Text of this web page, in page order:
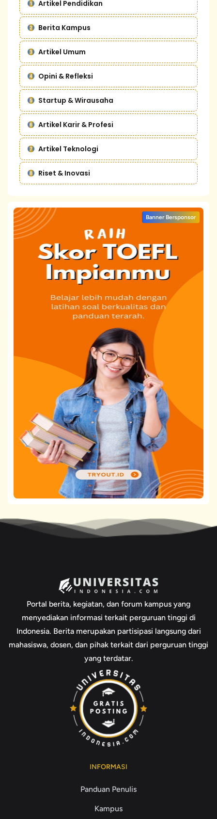
Artikel Pendidikan
Berita Kampus
Artikel Umum
Opini & Refleksi
Startup & Wirausaha
Artikel Karir & Profesi
Artikel Teknologi
Riset & Inovasi
Banner Bersponsor
Portal berita, kegiatan, dan forum kampus yang
menyediakan informasi terkait perguruan tinggi di
Indonesia. Berita merupakan partisipasi langsung dari
mahasiswa, dosen, dan pihak terkait dari perguruan tinggi
yang terdatar.
INFORMASI
Panduan Penulis
Kampus